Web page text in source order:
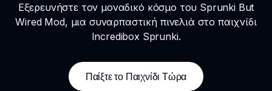
Εξερευνήστε τον μοναδικό κόσμο του Sprunki But
Wired Mod, μια συναρπαστική πινελιά στο παιχνίδι
Incredibox Sprunki.
Παίξτε το Παιχνίδι Τώρα